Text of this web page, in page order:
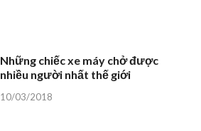
Những chiếc xe máy chở được
nhiều người nhất thế giới
10/03/2018